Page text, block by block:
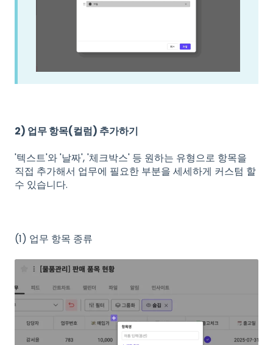
2) 업무 항목(컬럼) 추가하기
'텍스트'와 '날짜', '체크박스' 등 원하는 유형으로 항목을
직접 추가해서 업무에 필요한 부분을 세세하게 커스텀 할
수 있습니다.
(1) 업무 항목 종류